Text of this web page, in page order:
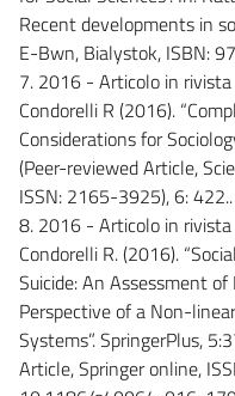
Recent developments in
E-Bwn, Bialystok, ISBN:
7. 2016 - Articolo in rivista
Condorelli R (2016).
Considerations for
(Peer-reviewed Article,
ISSN: 2165-3925), 6:
8. 2016 - Articolo in rivista
Condorelli R. (2016).
Suicide: An Assessment
Perspective of a Non-
Systems”. SpringerPlus,
Article, Springer online,